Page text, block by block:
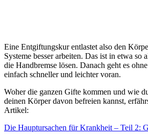
Eine Entgiftungskur entlastet also den
Systeme besser arbeiten. Das ist in etwa so
die Handbremse lösen. Danach geht es
einfach schneller und leichter voran.
Woher die ganzen Gifte kommen und wie
deinen Körper davon befreien kannst,
Artikel:
Die Hauptursachen für Krankheit – Teil 2: